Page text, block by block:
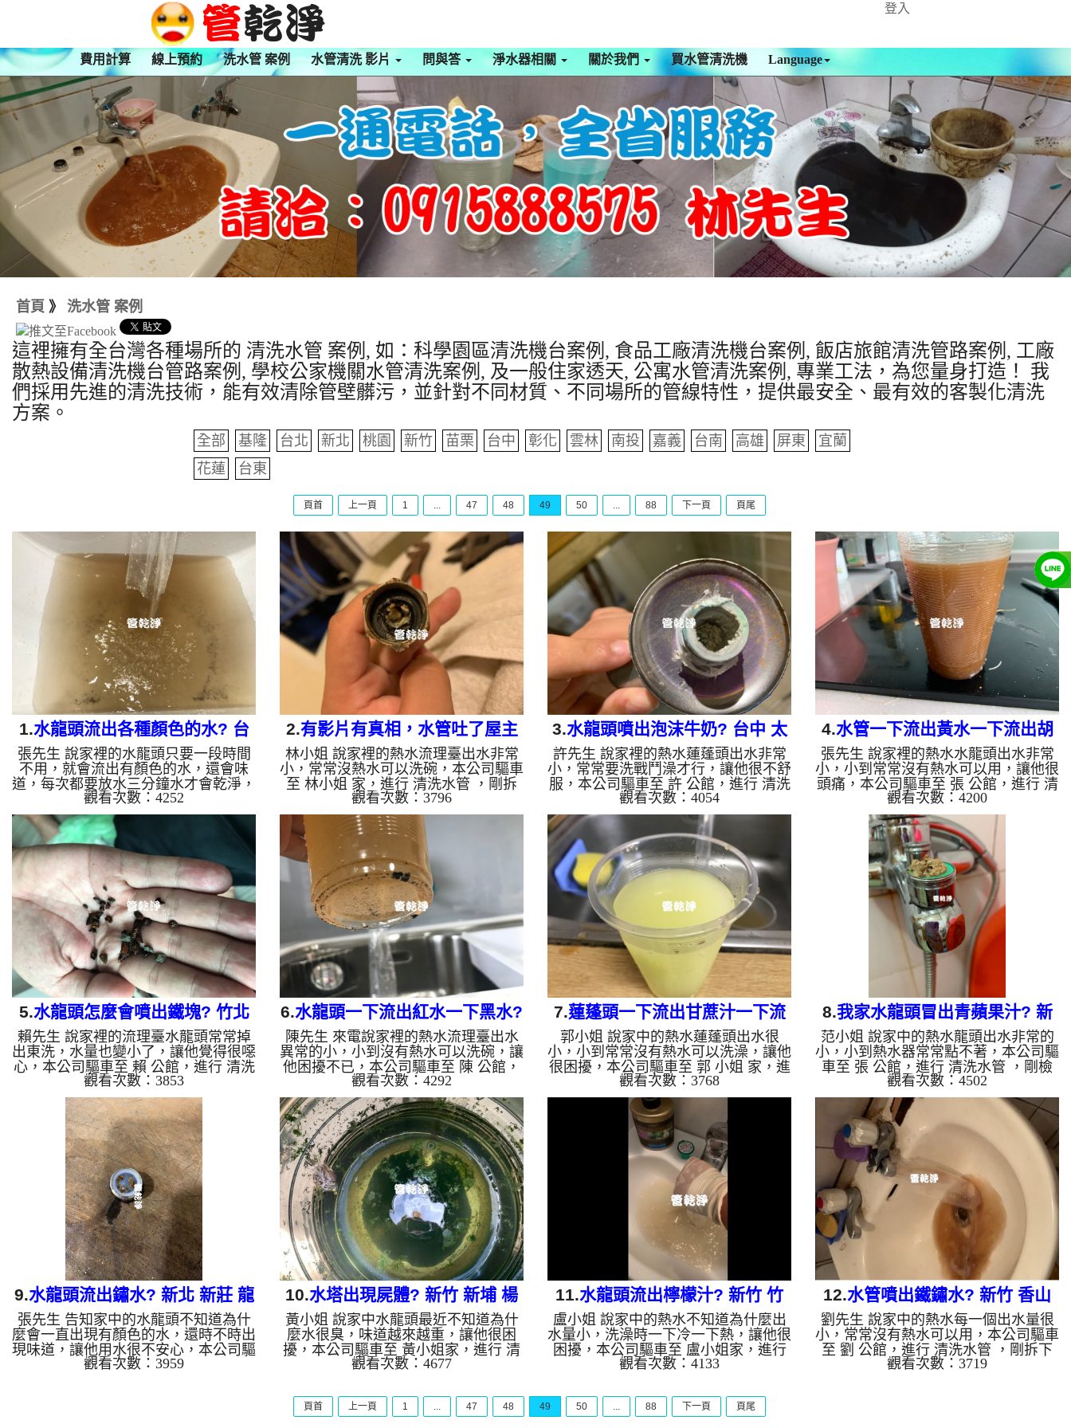
登入
費用計算 線上預約 洗水管 案例 水管清洗 影片 問與答 淨水器相關 關於我們 買水管清洗機 Language
首頁 》 洗水管 案例
這裡擁有全台灣各種場所的 清洗水管 案例, 如：科學園區清洗機台案例, 食品工廠清洗機台案例, 飯店旅館清洗管路案例, 工廠
散熱設備清洗機台管路案例, 學校公家機關水管清洗案例, 及一般住家透天, 公寓水管清洗案例, 專業工法，為您量身打造！ 我
們採用先進的清洗技術，能有效清除管壁髒污，並針對不同材質、不同場所的管線特性，提供最安全、最有效的客製化清洗
方案。
全部 基隆 台北 新北 桃園 新竹 苗栗 台中 彰化 雲林 南投 嘉義 台南 高雄 屏東
宜蘭
花蓮
台東
頁首 上一頁 1 ... 47 48 49 50 ... 88 下一頁 頁尾
1.水龍頭流出各種顏色的水? 台
北 內湖 金湖路 洗水管
張先生 說家裡的水龍頭只要一段時間
不用，就會流出有顏色的水，還會味
道，每次都要放水三分鐘水才會乾淨，
本公司驅車至 張 公館，進行 清洗水管
，剛檢測時就發現管壁上都是鐵鏽，本
公司架起 高周波水管清洗機，灌入 檸
檬酸液 至水管裡面，等了約15分，開
啟 水管清洗機 ，啟動 螺旋波 模式，
要把水管的鐵鏽沖出來，一開始就噴出
紅色髒水，一下又變成黃色，一下又變
成黑色源源不絕，流裡台還留下一堆異
物，如圖，張先生 很驚恐，如影片，
洗水管 一個多小時後， 出水正常了，
不會有顏色跟味道了!! 如是自來水，...
觀看次數：4252
2.有影片有真相，水管吐了屋主
也吐了? 台北 信義區 光復南路
水管清洗
林小姐 說家裡的熱水流理臺出水非常
小，常常沒熱水可以洗碗，本公司驅車
至 林小姐 家，進行 清洗水管 ，剛拆
下熱水軟管就發現管路塞滿了碳酸鈣，
如下圖，本公司架起 高周波水管清洗
機，灌入 檸檬酸水 至水管裡面，等了
約15分，開啟 水管清洗機 ，啟動 螺旋
波 模式，把水管的污垢及異物沖出
來，一開始就洗出黃色髒水，沒多久就
洗出棕色的鐵鏽水，綿綿不絕，水面上
還有一堆油，如下圖片，林小姐看到都
吐了，如影片， 洗水管 一個多小時
後， 流理臺熱水出水量恢復正常，林
小姐能洗碗了!! 如是自來水，如水管老
化，...
觀看次數：3796
3.水龍頭噴出泡沫牛奶? 台中 太
平 建興北路 清洗水管
許先生 說家裡的熱水蓮蓬頭出水非常
小，常常要洗戰鬥澡才行，讓他很不舒
服，本公司驅車至 許 公館，進行 清洗
水管 ，檢測時就發現管壁上都是碳酸
鈣，如下圖，本公司架起 高周波水管
清洗機，灌入 檸檬酸水 至水管裡面，
等了約15分，開啟 水管清洗機 ，啟動
螺旋波 模式，把水管的污垢及異物沖
出來，一開始是沒洗出東西，沒多久就
洗出牛奶狀的泡沫白水，綿綿不絕，水
面上還有一堆油，如下圖片，許先生看
了很興奮，如影片， 洗水管 一個多小
時後， 熱水蓮蓬頭出水量恢復正常，
許先生能洗熱水澡了!! 如是自來水，
觀看次數：4054
4.水管一下流出黃水一下流出胡
蘿蔔汁? 板橋 重慶路 熱水管堵塞
張先生 說家裡的熱水水龍頭出水非常
小，小到常常沒有熱水可以用，讓他很
頭痛，本公司驅車至 張 公館，進行 清
洗水管 ，檢測時就發現管路都是鐵
鏽，本公司架起 高周波水管清洗機，
灌入 檸檬酸水 至水管裡面，等了約15
分，開啟 水管清洗機 ，啟動 螺旋
波 模式，把水管的污垢及異物沖出
來，一開始是沒洗出東西，一下子就洗
出黃水，沒多久就噴出胡蘿蔔汁，延綿
不絕，杯底還留下不少鐵鏽，水面上還
有一堆油，如下圖片，張先生看了就覺
得頭痛，說水管裡面怎麼這麼髒，如影
片， 洗水管 一個多小時後， 熱水出水
量恢復正常，張先...
觀看次數：4200
5.水龍頭怎麼會噴出鐵塊? 竹北
隘口六街 清洗水管
賴先生 說家裡的流理臺水龍頭常常掉
出東洗，水量也變小了，讓他覺得很噁
心，本公司驅車至 賴 公館，進行 清洗
水管 ，檢測時就掉出一堆鐵塊，如
圖，本公司架起 高周波水管清洗機，
灌入 檸檬酸液 至水管裡面，等約15
分，開啟 水管清洗機 ，啟動 脈波 模
式，要把水管的污垢及異物沖出來，一
開始就洗出黃色髒水，然後就變成紅
水，源源不絕，手上留下一大堆大塊鐵
鏽，如下圖片，賴先生看到呆掉，怎麼
水管裡會這樣，如影片， 洗水管 一個
多小時後， 流理臺出水正常水也變清
澈了，賴先生能正常用水了!! 如是自來
水，如...
觀看次數：3853
6.水龍頭一下流出紅水一下黑水?
新北 汐止 福德一路 熱水管堵住
陳先生 來電說家裡的熱水流理臺出水
異常的小，小到沒有熱水可以洗碗，讓
他困擾不已，本公司驅車至 陳 公館，
進行 清洗水管 ，檢測時就發現管路都
是鐵鏽，本公司架起 高周波水管清洗
機，灌入 檸檬酸液 至水管裡面，等了
約10分，開啟 水管清洗機 ，啟動 脈
波 模式，要把水管的污垢及異物沖出
來，一開始就洗出黃水，沒多久就噴出
紅水，一下又變成了黑水，源源不絕，
杯底還留下一大塊的鐵鏽，流裡台也流
下一堆異物，如下圖片，陳先生一直抓
頭，說怎麼我家的水管髒成這樣，如影
片， 洗水管 一個多小時後， 流理臺熱
水出水正常...
觀看次數：4292
7.蓮蓬頭一下流出甘蔗汁一下流
出泥水? 竹北 三民路 熱水管路清
洗
郭小姐 說家中的熱水蓮蓬頭出水很
小，小到常常沒有熱水可以洗澡，讓他
很困擾，本公司驅車至 郭 小姐 家，進
行 清洗水管 ，檢測時沒甚麼異常，本
公司架起 高周波水管清洗機，灌入 檸
檬酸液 至水管裡面，等了約20分，開
啟 水管清洗機 ，啟動 螺旋波 模式，
要把水管的污垢及異物沖出來，一開始
洗不出什麼，沒多久就噴出像是甘蔗汁
的髒水，一下又變成了棕色的泥水，源
源不絕，杯底還留下不少鐵鏽，郭小
姐 很驚訝，如影片， 洗水管 一個多小
時後， 熱水蓮蓬頭出水正常，郭小姐
能洗熱水澡了!! 如是自來水，如水管
老...
觀看次數：3768
8.我家水龍頭冒出青蘋果汁? 新
竹 竹東 南寧路 洗水管
范小姐 說家中的熱水龍頭出水非常的
小，小到熱水器常常點不著，本公司驅
車至 張 公館，進行 清洗水管 ，剛檢
測時就發現水龍頭濾嘴佈滿異物，本公
司架起 高周波水管清洗機，灌入 檸檬
酸液 至水管裡面，等了約15分，開
啟 水管清洗機 ，啟動 螺旋波 模式，
要把水管的污垢及異物沖出來，一開始
就噴出綠色的髒水，沒多久顏色又變成
了黑色，最後變成了棕色，源源不絕，
流裡台還留下一堆異物，范小姐 很驚
恐，如影片， 洗水管 一個多小時後，
熱水水龍頭出水正常了，范小姐能正常
使用熱水了!! 如是自來水，如水管老
化...
觀看次數：4502
9.水龍頭流出鏽水? 新北 新莊 龍
安路 清洗水管
張先生 告知家中的水龍頭不知道為什
麼會一直出現有顏色的水，還時不時出
現味道，讓他用水很不安心，本公司驅
車至 張 公館，進行 清洗水管 ，剛檢
觀看次數：3959
10.水塔出現屍體? 新竹 新埔 楊
新路 水管清洗
黃小姐 說家中水龍頭最近不知道為什
麼水很臭，味道越來越重，讓他很困
擾，本公司驅車至 黃小姐家，進行 清
洗水管 ，剛檢測就發現水塔裡面有鳥
架起 高周波水管清洗機，灌入 檸檬酸
液 至水管裡面，等了約15分，開啟 水
觀看次數：4677
11.水龍頭流出檸檬汁? 新竹 竹
東 至善路 洗水管
盧小姐 說家中的熱水不知道為什麼出
水量小，洗澡時一下冷一下熱，讓他很
困擾，本公司驅車至 盧小姐家，進行
清洗水管 ，剛檢測時並無發現，本公
酸液 至水管裡面，等了約15分，開
啟 水管清洗機 ，啟動 脈衝 模式，把
觀看次數：4133
12.水管噴出鐵鏽水? 新竹 香山
香村路 清洗水管
劉先生 說家中的熱水每一個出水量很
小，常常沒有熱水可以用，本公司驅車
至 劉 公館，進行 清洗水管 ，剛拆下
濾嘴就發現一堆異物，還掉到滿水槽，
觀看次數：3719
頁首 上一頁 1 ... 47 48 49 50 ... 88 下一頁 頁尾